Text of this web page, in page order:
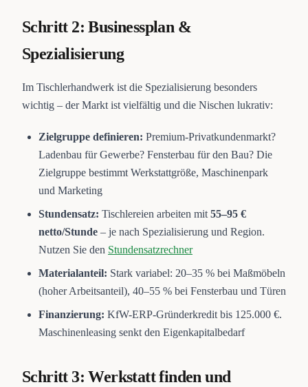
Schritt 2: Businessplan &
Spezialisierung
Im Tischlerhandwerk ist die Spezialisierung besonders
wichtig – der Markt ist vielfältig und die Nischen lukrativ:
Zielgruppe definieren: Premium-Privatkundenmarkt?
Ladenbau für Gewerbe? Fensterbau für den Bau? Die
Zielgruppe bestimmt Werkstattgröße, Maschinenpark
und Marketing
Stundensatz: Tischlereien arbeiten mit55–95 €
netto/Stunde – je nach Spezialisierung und Region.
Nutzen Sie den Stundensatzrechner
Materialanteil: Stark variabel: 20–35 % bei Maßmöbeln
(hoher Arbeitsanteil), 40–55 % bei Fensterbau und Türen
Finanzierung: KfW-ERP-Gründerkredit bis 125.000 €.
Maschinenleasing senkt den Eigenkapitalbedarf
Schritt 3: Werkstatt finden und